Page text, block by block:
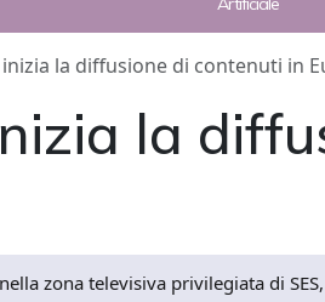
inizia la diffusione di contenuti in
la
zona televisiva privilegiata di